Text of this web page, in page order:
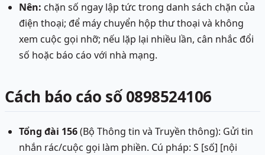
Nên: chặn số ngay lập tức trong danh sách chặn của
điện thoại; để máy chuyển hộp thư thoại và không
xem cuộc gọi nhỡ; nếu lặp lại nhiều lần, cân nhắc đổi
số hoặc báo cáo với nhà mạng.
Cách báo cáo số 0898524106
Tổng đài 156(Bộ Thông tin và Truyền thông): Gửi tin
nhắn rác/cuộc gọi làm phiền. Cú pháp: S [số] [nội